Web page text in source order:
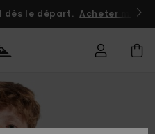
dès le départ. Acheter